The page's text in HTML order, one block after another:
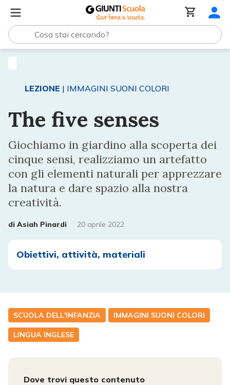
LEZIONE | IMMAGINI SUONI COLORI
The five senses
Giochiamo in giardino alla scoperta dei
cinque sensi, realizziamo un artefatto
con gli elementi naturali per apprezzare
la natura e dare spazio alla nostra
creatività.
di Asiah Pinardi 20 aprile 2022
Obiettivi, attività, materiali
SCUOLA DELL'INFANZIA IMMAGINI SUONI COLORI
LINGUA INGLESE
Dove trovi questo contenuto